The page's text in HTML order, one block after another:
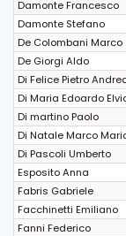
Damonte Francesco
Damonte Stefano
De Colombani Marco
De Giorgi Aldo
Di Felice Pietro
Di Maria Edoardo
Di martino Paolo
Di Natale Marco
Di Pascoli Umberto
Esposito Anna
Fabris Gabriele
Facchinetti Emiliano
Fanni Federico